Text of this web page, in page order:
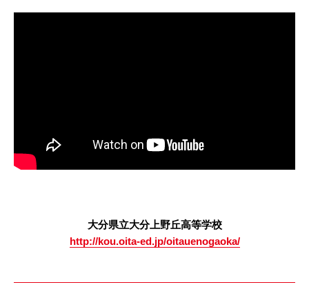
大分県立大分上野丘高等学校
http://kou.oita-ed.jp/oitauenogaoka/